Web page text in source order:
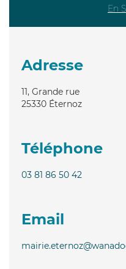
En
Adresse
11, Grande rue
25330 Éternoz
Téléphone
03 81 86 50 42
Email